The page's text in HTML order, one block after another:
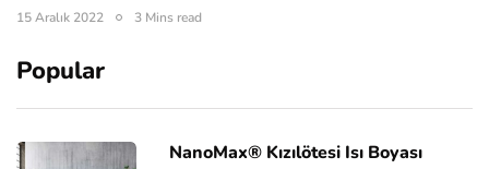
15 Aralık 2022 3 Mins read
Popular
NanoMax® Kızılötesi Isı Boyası